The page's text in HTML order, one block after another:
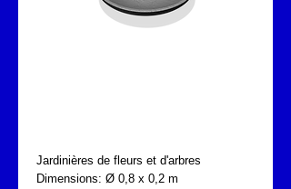
Jardinières de fleurs et d'arbres
Dimensions: Ø 0,8 x 0,2 m